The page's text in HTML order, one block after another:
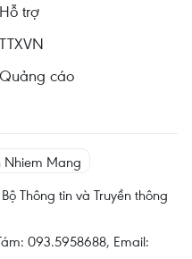
Hỗ trợ
TTXVN
Quảng cáo
Thông tin và Truyền thông
093.5958688, Email: